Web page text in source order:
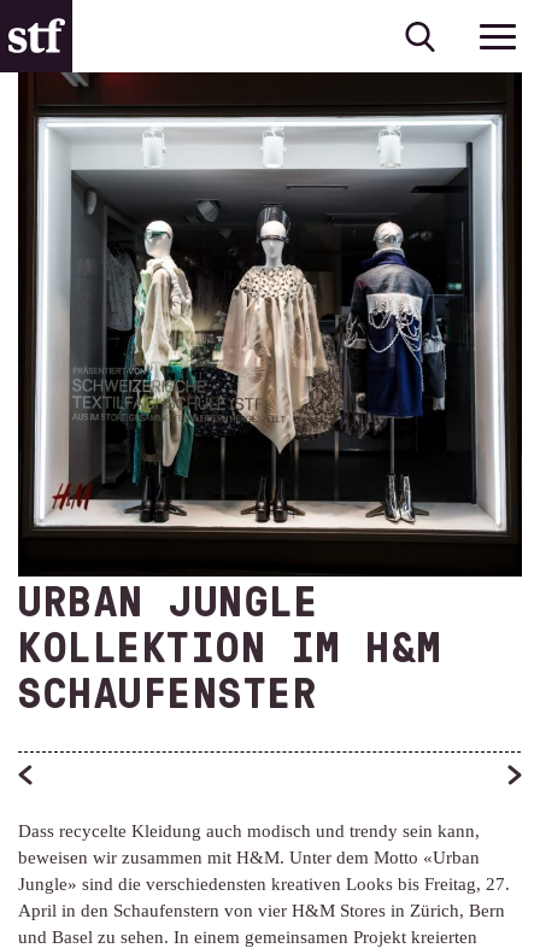
URBAN JUNGLE
KOLLEKTION IM H&M
SCHAUFENSTER
Dass recycelte Kleidung auch modisch und trendy sein kann,
beweisen wir zusammen mit H&M. Unter dem Motto «Urban
Jungle» sind die verschiedensten kreativen Looks bis Freitag, 27.
April in den Schaufenstern von vier H&M Stores in Zürich, Bern
und Basel zu sehen. In einem gemeinsamen Projekt kreierten